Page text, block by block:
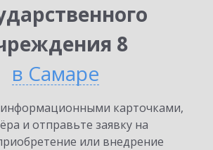
8
в Самаре
карточками,
и отправьте заявку на
или внедрение